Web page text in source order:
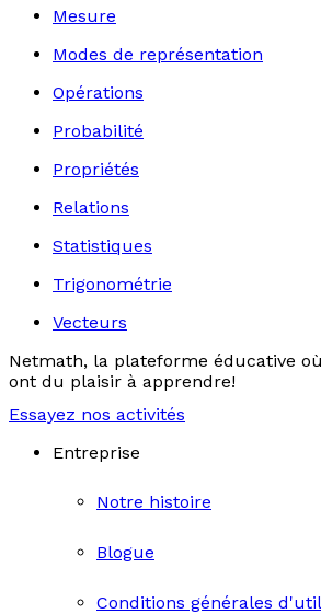
Mesure
Modes de représentation
Opérations
Probabilité
Propriétés
Relations
Statistiques
Trigonométrie
Vecteurs
Netmath, la plateforme éducative
ont du plaisir à apprendre!
Essayez nos activités
Entreprise
Notre histoire
Blogue
Conditions générales